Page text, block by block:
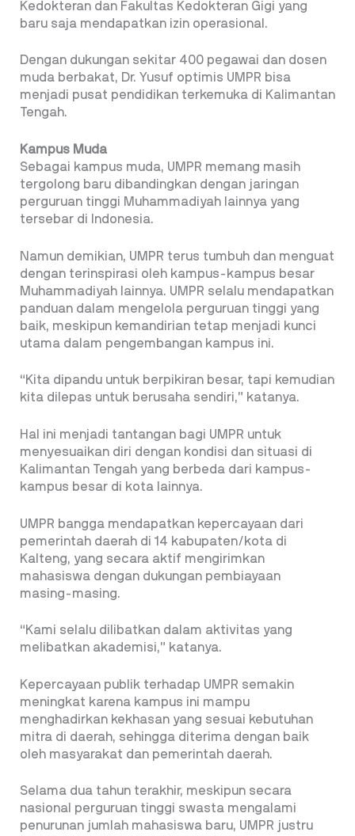
Kedokteran dan Fakultas Kedokteran Gigi yang
baru saja mendapatkan izin operasional.
Dengan dukungan sekitar 400 pegawai dan dosen
muda berbakat, Dr. Yusuf optimis UMPR bisa
menjadi pusat pendidikan terkemuka di Kalimantan
Tengah.
Kampus Muda
Sebagai kampus muda, UMPR memang masih
tergolong baru dibandingkan dengan jaringan
perguruan tinggi Muhammadiyah lainnya yang
tersebar di Indonesia.
Namun demikian, UMPR terus tumbuh dan menguat
dengan terinspirasi oleh kampus-kampus besar
Muhammadiyah lainnya. UMPR selalu mendapatkan
panduan dalam mengelola perguruan tinggi yang
baik, meskipun kemandirian tetap menjadi kunci
utama dalam pengembangan kampus ini.
“Kita dipandu untuk berpikiran besar, tapi kemudian
kita dilepas untuk berusaha sendiri,” katanya.
Hal ini menjadi tantangan bagi UMPR untuk
menyesuaikan diri dengan kondisi dan situasi di
Kalimantan Tengah yang berbeda dari kampus-
kampus besar di kota lainnya.
UMPR bangga mendapatkan kepercayaan dari
pemerintah daerah di 14 kabupaten/kota di
Kalteng, yang secara aktif mengirimkan
mahasiswa dengan dukungan pembiayaan
masing-masing.
“Kami selalu dilibatkan dalam aktivitas yang
melibatkan akademisi,” katanya.
Kepercayaan publik terhadap UMPR semakin
meningkat karena kampus ini mampu
menghadirkan kekhasan yang sesuai kebutuhan
mitra di daerah, sehingga diterima dengan baik
oleh masyarakat dan pemerintah daerah.
Selama dua tahun terakhir, meskipun secara
nasional perguruan tinggi swasta mengalami
penurunan jumlah mahasiswa baru, UMPR justru